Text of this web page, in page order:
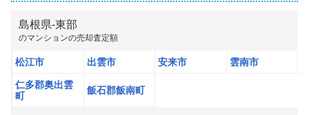
島根県-東部
のマンションの売却査定額
松江市 出雲市 安来市 雲南市
仁多郡奥出雲
町
飯石郡飯南町